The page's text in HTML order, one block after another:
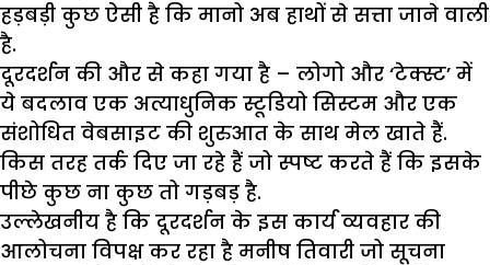
हड़बड़ी कुछ ऐसी है कि मानो अब हाथों से सत्ता जाने वाली
है.
दूरदर्शन की और से कहा गया है – लोगो और ‘टेक्स्ट’ में
ये बदलाव एक अत्याधुनिक स्टूडियो सिस्टम और एक
संशोधित वेबसाइट की शुरुआत के साथ मेल खाते हैं.
किस तरह तर्क दिए जा रहे हैं जो स्पष्ट करते हैं कि इसके
पीछे कुछ ना कुछ तो गड़बड़ है.
उल्लेखनीय है कि दूरदर्शन के इस कार्य व्यवहार की
आलोचना विपक्ष कर रहा है मनीष तिवारी जो सूचना